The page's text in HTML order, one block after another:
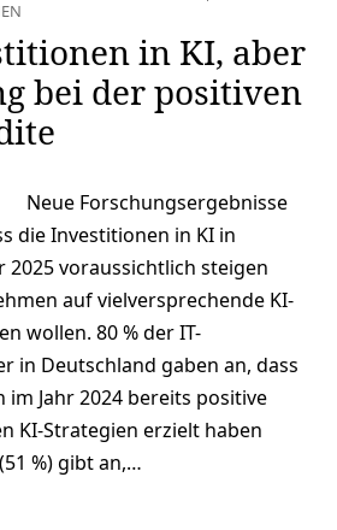
in KI, aber
bei der positiven
Neue Forschungsergebnisse
die Investitionen in KI in
2025 voraussichtlich steigen
auf vielversprechende KI-
wollen. 80 % der IT-
in Deutschland gaben an, dass
Jahr 2024 bereits positive
KI-Strategien erzielt haben
%) gibt an,…